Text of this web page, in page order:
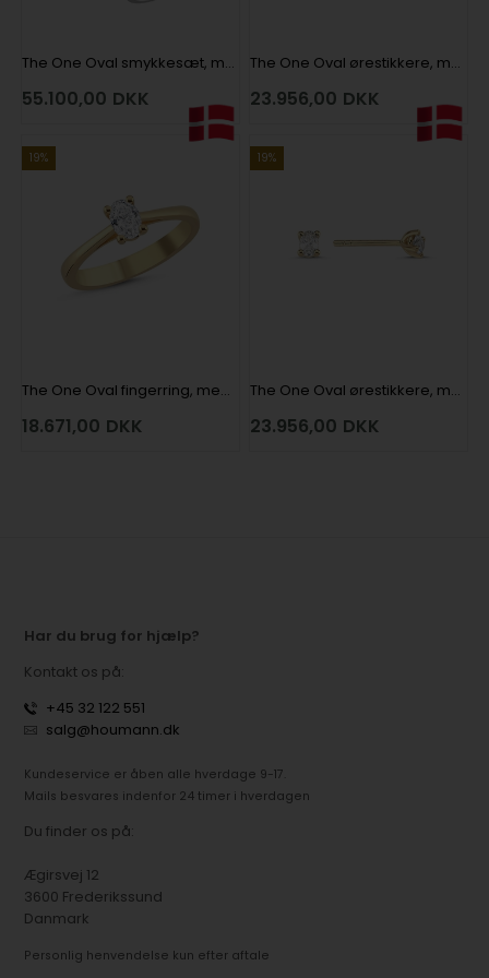
The One Oval smykkesæt, med i alt 1,52 ct Diamant i 14 kt hvidguld
55.100,00 DKK
The One Oval ørestikkere, med i alt 0,66 ct Diamant i 14 kt hvidguld
23.956,00 DKK
19%
The One Oval fingerring, med i alt 0,33 ct Diamant i 14 kt guld
18.671,00 DKK
19%
The One Oval ørestikkere, med i alt 0,66 ct Diamant i 14 kt guld
23.956,00 DKK
Har du brug for hjælp?
Kontakt os på:
+45 32 122 551
salg@houmann.dk
Kundeservice er åben alle hverdage 9-17.
Mails besvares indenfor 24 timer i hverdagen
Du finder os på:
Ægirsvej 12
3600 Frederikssund
Danmark
Personlig henvendelse kun efter aftale